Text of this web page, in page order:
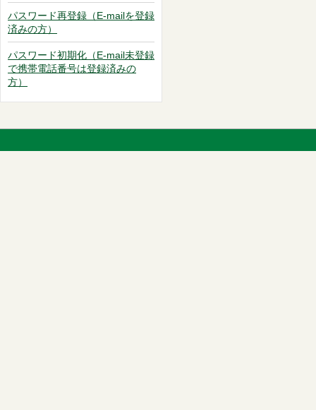
パスワード再登録（E-mailを登録
済みの方）
パスワード初期化（E-mail未登録
で携帯電話番号は登録済みの
方）